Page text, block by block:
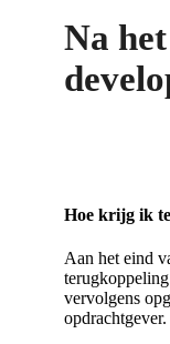
Na
Hoe krijg ik
Aan het eind
vervolgens
opdrachtgever.